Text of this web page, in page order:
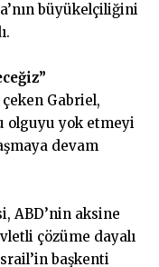
büyükelçiliğini
Gabriel,
olguyu yok etmeyi
devam
ABD’nin aksine
çözüme dayalı
başkenti